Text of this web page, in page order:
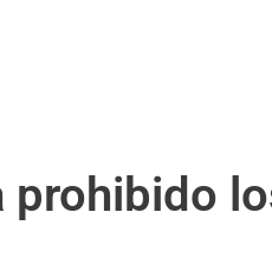
prohibido